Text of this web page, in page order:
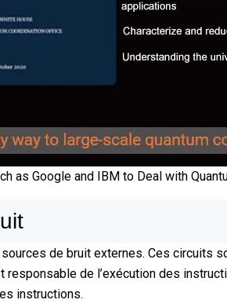
as Google and IBM to Deal with
de bruit externes. Ces circuits
de l’exécution des
instructions.